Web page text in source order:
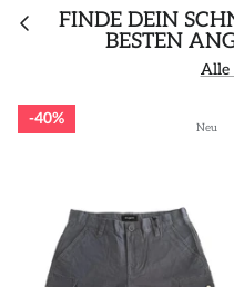
FINDE DEIN
BESTEN
Alle
Neu
40%